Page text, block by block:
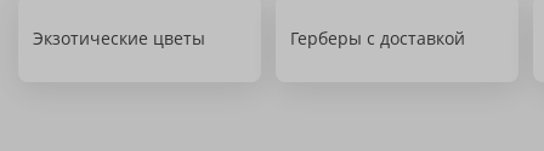
Экзотические цветы Герберы с доставкой